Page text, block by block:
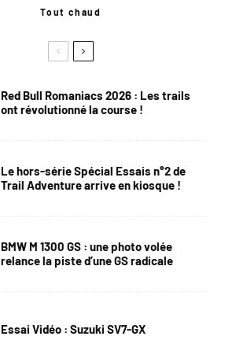
Tout chaud
Red Bull Romaniacs 2026 : Les trails
ont révolutionné la course !
Le hors-série Spécial Essais n°2 de
Trail Adventure arrive en kiosque !
BMW M 1300 GS : une photo volée
relance la piste d’une GS radicale
Essai Vidéo : Suzuki SV7-GX